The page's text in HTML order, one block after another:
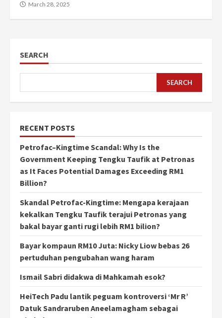
March 28, 2025
SEARCH
SEARCH
RECENT POSTS
Petrofac–Kingtime Scandal: Why Is the
Government Keeping Tengku Taufik at Petronas
as It Faces Potential Damages Exceeding RM1
Billion?
Skandal Petrofac-Kingtime: Mengapa kerajaan
kekalkan Tengku Taufik terajui Petronas yang
bakal bayar ganti rugi lebih RM1 bilion?
Bayar kompaun RM10 Juta: Nicky Liow bebas 26
pertuduhan pengubahan wang haram
Ismail Sabri didakwa di Mahkamah esok?
HeiTech Padu lantik peguam kontroversi ‘Mr R’
Datuk Sandraruben Aneelamagham sebagai